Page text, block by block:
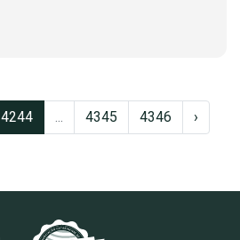
4244 ... 4345 4346 ›